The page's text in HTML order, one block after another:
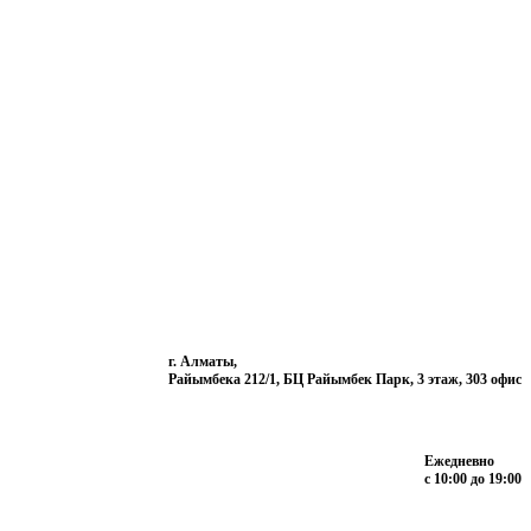
г. Алматы,
Райымбека 212/1, БЦ Райымбек Парк, 3 этаж, 303 офис
Ежедневно
с 10:00 до 19:00